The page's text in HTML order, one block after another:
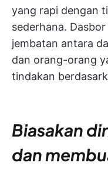
yang rapi dengan
sederhana.
jembatan antara
dan orang-orang
tindakan
Biasakan
dan